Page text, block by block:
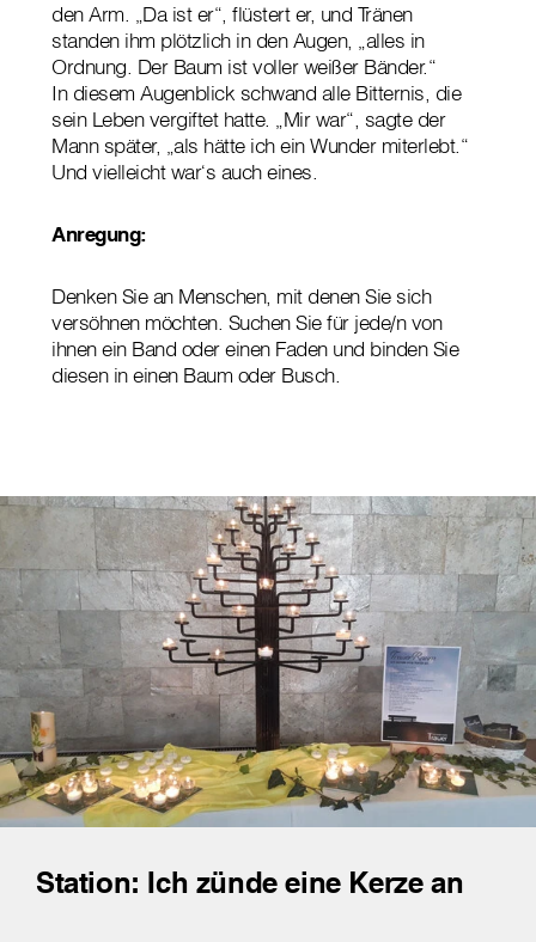
den Arm. „Da ist er“, flüstert er, und Tränen
standen ihm plötzlich in den Augen, „alles in
Ordnung. Der Baum ist voller weißer Bänder.“
In diesem Augenblick schwand alle Bitternis, die
sein Leben vergiftet hatte. „Mir war“, sagte der
Mann später, „als hätte ich ein Wunder miterlebt.“
Und vielleicht war‘s auch eines.
Anregung:
Denken Sie an Menschen, mit denen Sie sich
versöhnen möchten. Suchen Sie für jede/n von
ihnen ein Band oder einen Faden und binden Sie
diesen in einen Baum oder Busch.
Station: Ich zünde eine Kerze an